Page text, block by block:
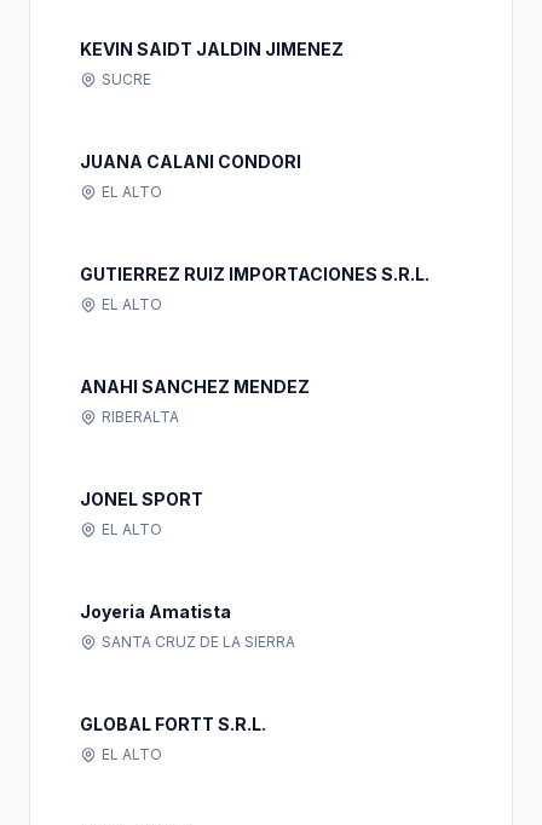
KEVIN SAIDT JALDIN JIMENEZ
SUCRE
JUANA CALANI CONDORI
EL ALTO
GUTIERREZ RUIZ IMPORTACIONES S.R.L.
EL ALTO
ANAHI SANCHEZ MENDEZ
RIBERALTA
JONEL SPORT
EL ALTO
Joyeria Amatista
SANTA CRUZ DE LA SIERRA
GLOBAL FORTT S.R.L.
EL ALTO